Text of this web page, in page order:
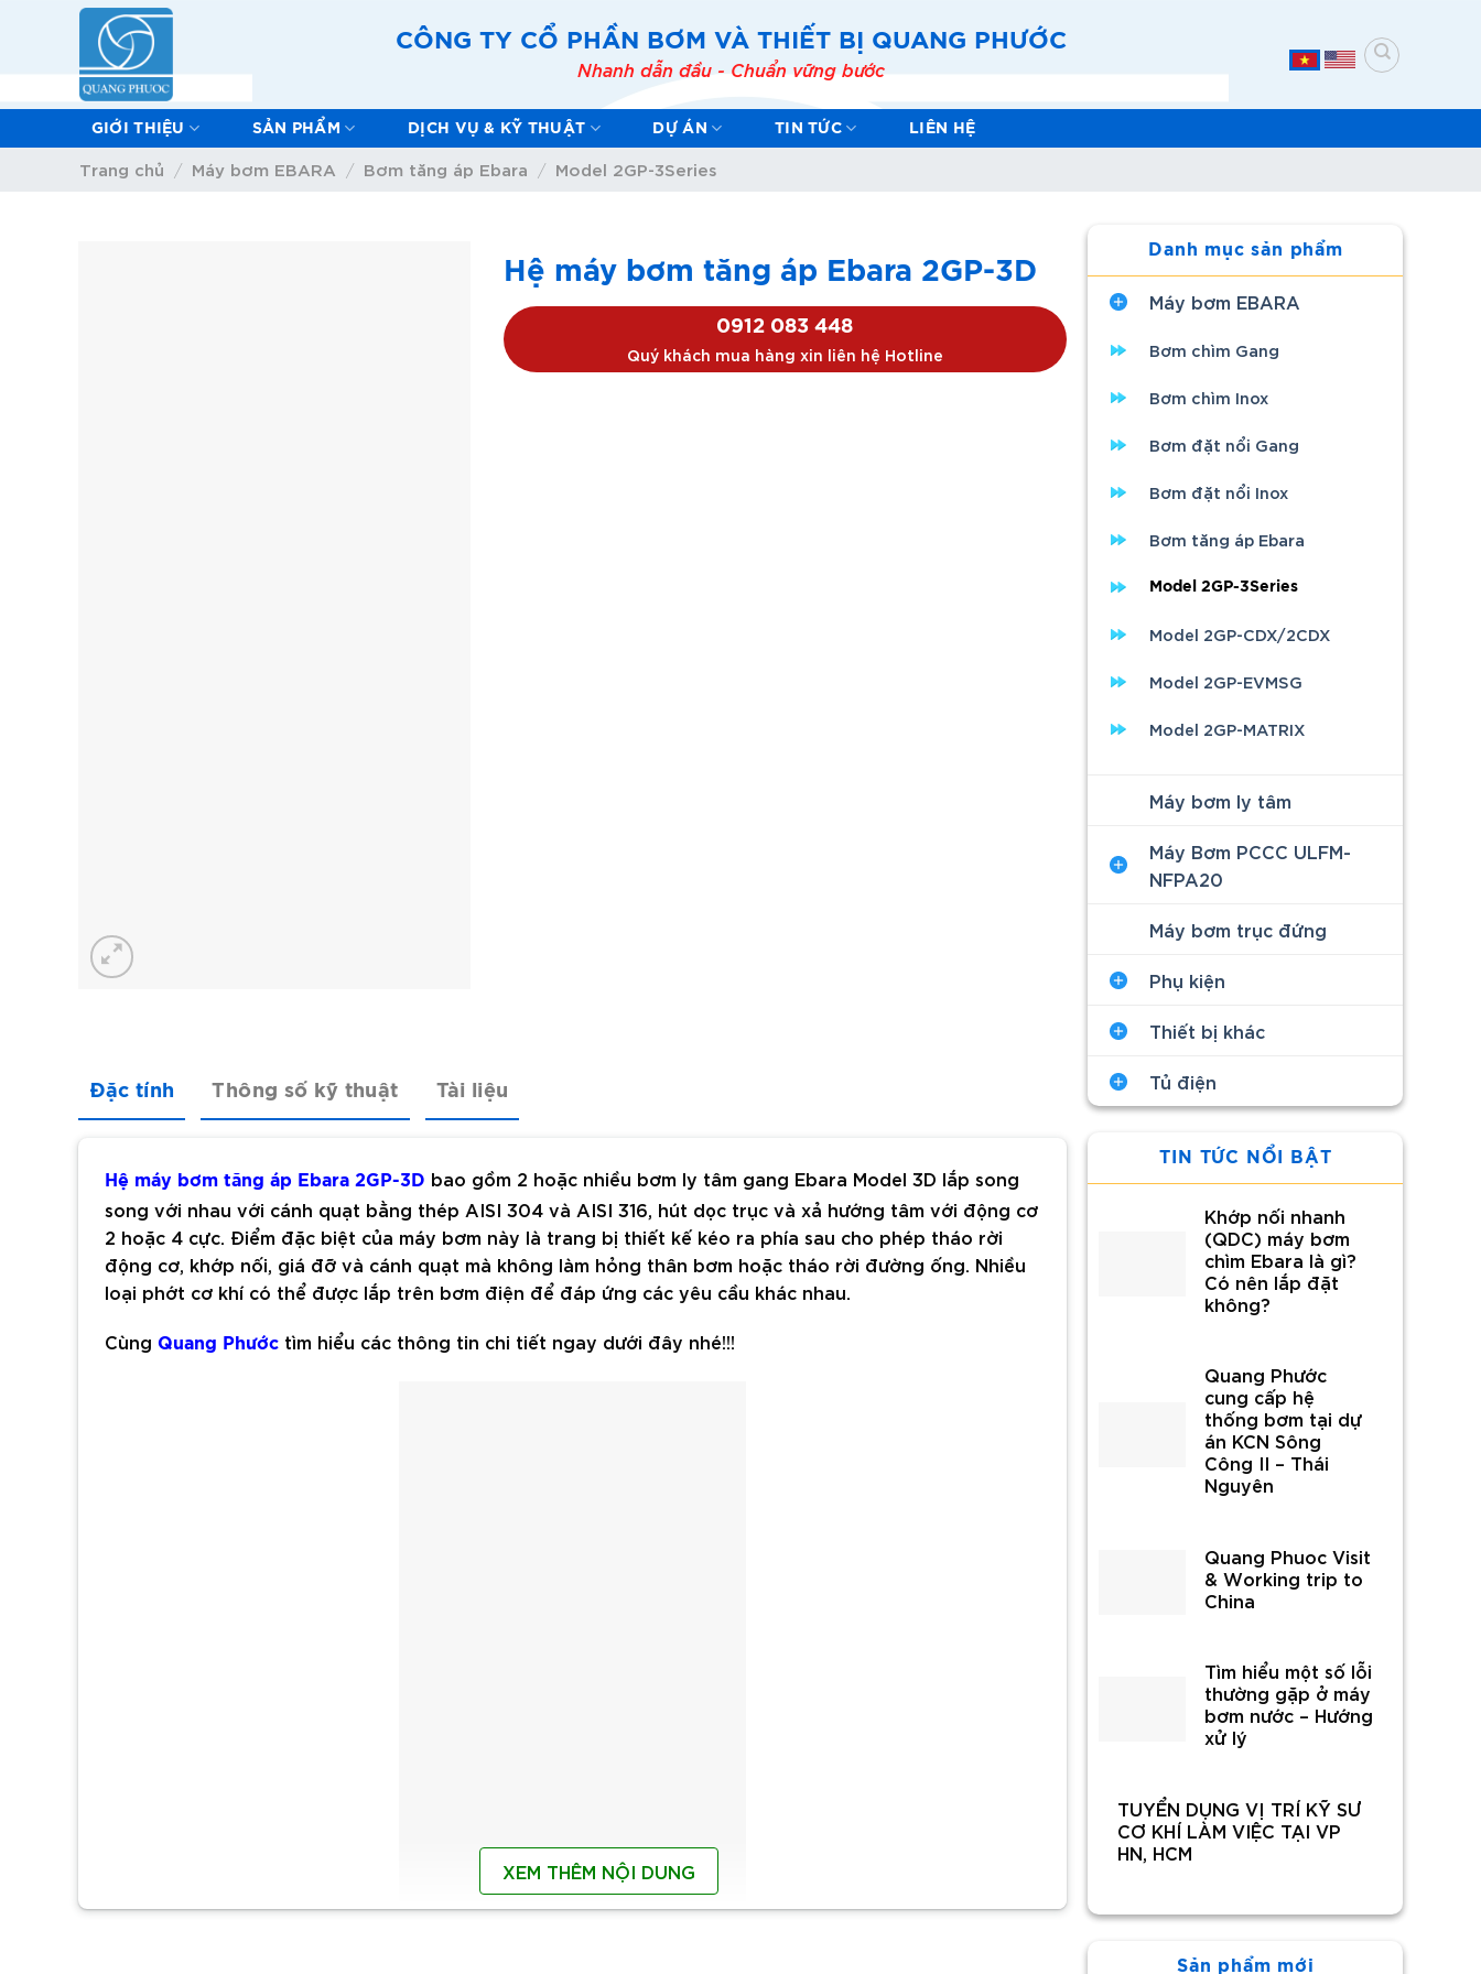
CÔNG TY CỔ PHẦN BƠM VÀ THIẾT BỊ QUANG PHƯỚC
Nhanh dẫn đầu - Chuẩn vững bước
GIỚI THIỆU SẢN PHẨM DỊCH VỤ & KỸ THUẬT DỰ ÁN TIN TỨC LIÊN HỆ
Trang chủ / Máy bơm EBARA / Bơm tăng áp Ebara / Model 2GP-3Series
Danh mục sản phẩm
Máy bơm EBARA
Bơm chìm Gang
Bơm chìm Inox
Bơm đặt nổi Gang
Bơm đặt nổi Inox
Bơm tăng áp Ebara
Model 2GP-3Series
Model 2GP-CDX/2CDX
Model 2GP-EVMSG
Model 2GP-MATRIX
Máy bơm ly tâm
Máy Bơm PCCC ULFM-
NFPA20
Máy bơm trục đứng
Phụ kiện
Thiết bị khác
Tủ điện
TIN TỨC NỔI BẬT
Khớp nối nhanh
(QDC) máy bơm
chìm Ebara là gì?
Có nên lắp đặt
không?
Quang Phước
cung cấp hệ
thống bơm tại dự
án KCN Sông
Công II – Thái
Nguyên
Quang Phuoc Visit
& Working trip to
China
Tìm hiểu một số lỗi
thường gặp ở máy
bơm nước – Hướng
xử lý
TUYỂN DỤNG VỊ TRÍ KỸ SƯ
CƠ KHÍ LÀM VIỆC TẠI VP
HN, HCM
Sản phẩm mới
Hệ máy bơm tăng áp Ebara 2GP-3D
0912 083 448
Quý khách mua hàng xin liên hệ Hotline
Đặc tính Thông số kỹ thuật Tài liệu
Hệ máy bơm tăng áp Ebara 2GP-3D bao gồm 2 hoặc nhiều bơm ly tâm gang Ebara Model 3D lắp song
song với nhau với cánh quạt bằng thép AISI 304 và AISI 316, hút dọc trục và xả hướng tâm với động cơ
2 hoặc 4 cực. Điểm đặc biệt của máy bơm này là trang bị thiết kế kéo ra phía sau cho phép tháo rời
động cơ, khớp nối, giá đỡ và cánh quạt mà không làm hỏng thân bơm hoặc tháo rời đường ống. Nhiều
loại phớt cơ khí có thể được lắp trên bơm điện để đáp ứng các yêu cầu khác nhau.
Cùng Quang Phướctìm hiểu các thông tin chi tiết ngay dưới đây nhé!!!
XEM THÊM NỘI DUNG